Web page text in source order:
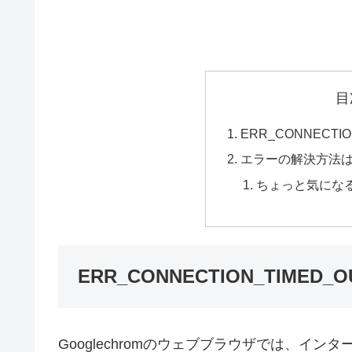
エラーの解決方法
ちょっと気にな
Googlechromのウェブブラウザでは、インタ